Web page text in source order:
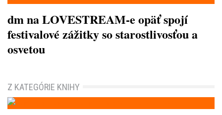
dm na LOVESTREAM-e opäť spojí
festivalové zážitky so starostlivosťou a
osvetou
Z KATEGÓRIE KNIHY